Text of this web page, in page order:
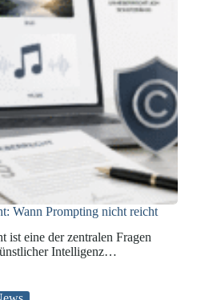
Wann Prompting nicht reicht
ist eine der zentralen Fragen
Intelligenz…